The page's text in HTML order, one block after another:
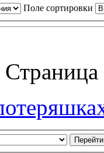
Поле сортировки